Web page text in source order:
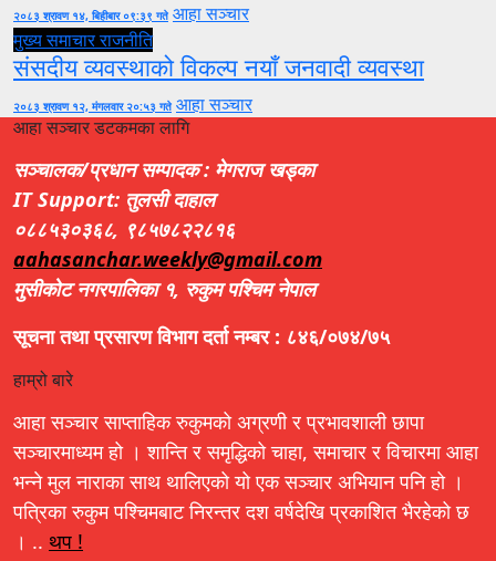
२०८३ श्रावण १४, बिहीबार ०९:३९ गते आहा सञ्चार
मुख्य समाचारराजनीति
संसदीय व्यवस्थाको विकल्प नयाँ जनवादी व्यवस्था
२०८३ श्रावण १२, मंगलवार २०:५३ गते आहा सञ्चार
आहा सञ्चार डटकमका लागि
सञ्चालक/प्रधान सम्पादक : मेगराज खड्का
IT Support: तुलसी दाहाल
०८८५३०३६८, ९८५७८२२८१६
aahasanchar.weekly@gmail.com
मुसीकोट नगरपालिका १, रुकुम पश्चिम नेपाल
सूचना तथा प्रसारण विभाग दर्ता नम्बर : ८४६/०७४/७५
हाम्रो बारे
आहा सञ्चार साप्ताहिक रुकुमको अग्रणी र प्रभावशाली छापा
सञ्चारमाध्यम हो । शान्ति र समृद्धिको चाहा, समाचार र विचारमा आहा
भन्ने मुल नाराका साथ थालिएको यो एक सञ्चार अभियान पनि हो ।
पत्रिका रुकुम पश्चिमबाट निरन्तर दश वर्षदेखि प्रकाशित भैरहेको छ
। .. थप !